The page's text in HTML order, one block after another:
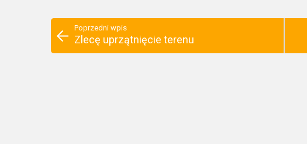
Poprzedni wpis
Zlecę uprzątnięcie terenu